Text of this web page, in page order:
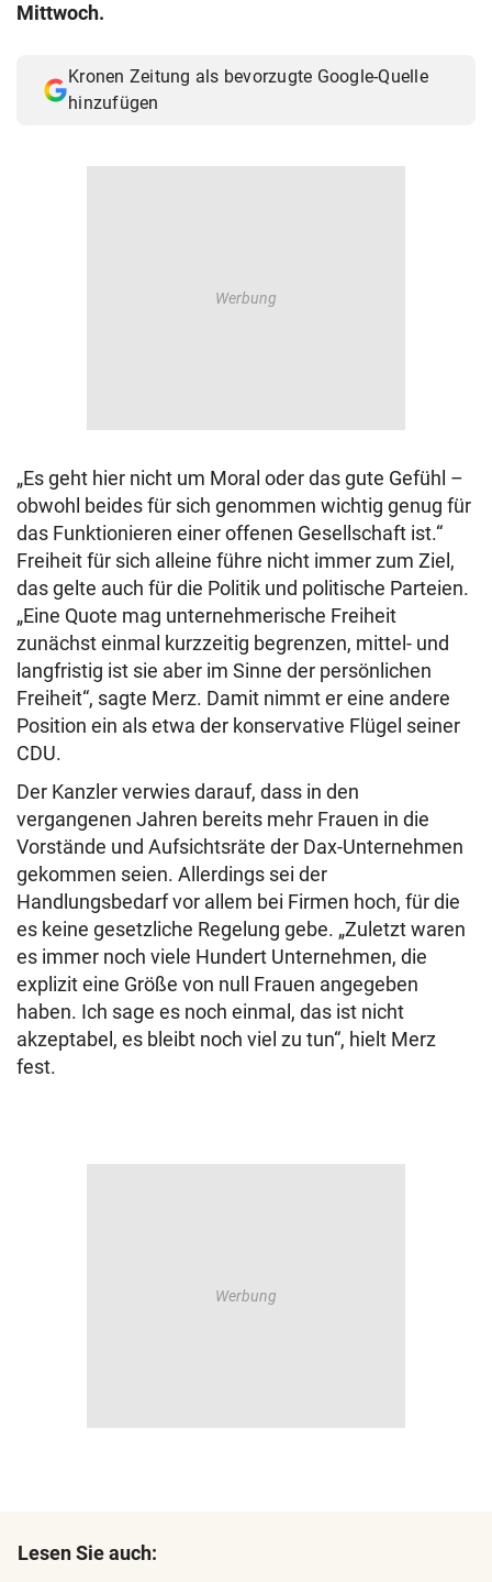
Mittwoch.
Kronen Zeitung als bevorzugte Google-Quelle
hinzufügen
„Es geht hier nicht um Moral oder das gute Gefühl –
obwohl beides für sich genommen wichtig genug für
das Funktionieren einer offenen Gesellschaft ist.“
Freiheit für sich alleine führe nicht immer zum Ziel,
das gelte auch für die Politik und politische Parteien.
„Eine Quote mag unternehmerische Freiheit
zunächst einmal kurzzeitig begrenzen, mittel- und
langfristig ist sie aber im Sinne der persönlichen
Freiheit“, sagte Merz. Damit nimmt er eine andere
Position ein als etwa der konservative Flügel seiner
CDU.
Der Kanzler verwies darauf, dass in den
vergangenen Jahren bereits mehr Frauen in die
Vorstände und Aufsichtsräte der Dax-Unternehmen
gekommen seien. Allerdings sei der
Handlungsbedarf vor allem bei Firmen hoch, für die
es keine gesetzliche Regelung gebe. „Zuletzt waren
es immer noch viele Hundert Unternehmen, die
explizit eine Größe von null Frauen angegeben
haben. Ich sage es noch einmal, das ist nicht
akzeptabel, es bleibt noch viel zu tun“, hielt Merz
fest.
Lesen Sie auch: